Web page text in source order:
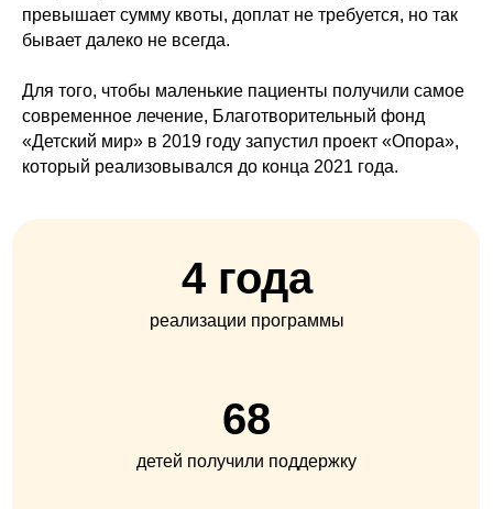
превышает сумму квоты, доплат не требуется, но так
бывает далеко не всегда.
Для того, чтобы маленькие пациенты получили самое
современное лечение, Благотворительный фонд
«Детский мир» в 2019 году запустил проект «Опора»,
который реализовывался до конца 2021 года.
68
4 года
реализации программы
детей получили поддержку